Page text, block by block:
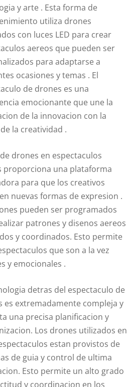
y arte . Esta forma de
utiliza drones
con luces LED para crear
aereos que pueden ser
para adaptarse a
ocasiones y temas . El
de drones es una
emocionante que une la
de la innovacion con la
la creatividad .
drones en espectaculos
proporciona una plataforma
para que los creativos
nuevas formas de expresion .
pueden ser programados
patrones y disenos aereos
y coordinados. Esto permite
que son a la vez
y emocionales .
detras del espectaculo de
es extremadamente compleja y
una precisa planificacion y
Los drones utilizados en
estan provistos de
de guia y control de ultima
Esto permite un alto grado
y coordinacion en los